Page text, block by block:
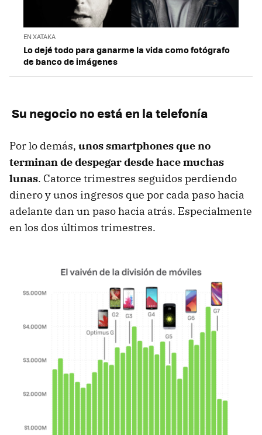
EN XATAKA
Lo dejé todo para ganarme la vida como fotógrafo
de banco de imágenes
Su negocio no está en la telefonía
Por lo demás, unos smartphones que no
terminan de despegar desde hace muchas
lunas. Catorce trimestres seguidos perdiendo
dinero y unos ingresos que por cada paso hacia
adelante dan un paso hacia atrás. Especialmente
en los dos últimos trimestres.